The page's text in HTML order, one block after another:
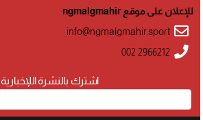
اشترك بالنشرة اللإخبارية
للإعلان على موقع ngmalgmahir
info@ngmalgmahir.sport
002 2966212